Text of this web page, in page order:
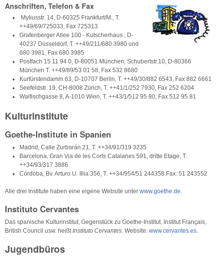
Anschriften, Telefon & Fax
Myliusstr. 14, D-60325 Frankfurt/M., T.
++49/69/725033, Fax 725313
Grafenberger Allee 100 - Kutscherhaus , D-
40237 Düsseldorf, T. ++49/211/680 3980 und
680 3981, Fax 680 3985
Postfach 15 11 94 0, D-80051 München, Schubertstr.10, D-80366
München T. ++49/89/53 01 58, Fax 532 8680
Kurfürstendamm 63, D-10707 Berlin, T. ++49/30/882 6543, Fax 882 6661
Seefeldstr. 19, CH-8008 Zürich, T. ++41/1/252 7930, Fax 252 6204
Walfischgasse 8, A-1010 Wien, T. ++43/1/512 95 80, Fax 512 95 81
Kulturinstitute
Goethe-Institute in Spanien
Madrid, Calle Zurbarán 21, T. ++34/91/319 3235
Barcelona, Gran Via de les Corts Catalanes 591, dritte Etage, T.
++34/93/317 3886.
Córdoba, Bv. Arturo U. Illia 356, T. ++34/954/51 244358 Fax: 51 243552
Alle drei Institute haben eine eigene Website unter www.goethe.de.
Instituto Cervantes
Das spanische Kulturinstitut, Gegenstück zu Goethe-Institut, Institut Français,
British Council usw. heißt Instituto Cervantes . Website: www.cervantes.es
Jugendbüros